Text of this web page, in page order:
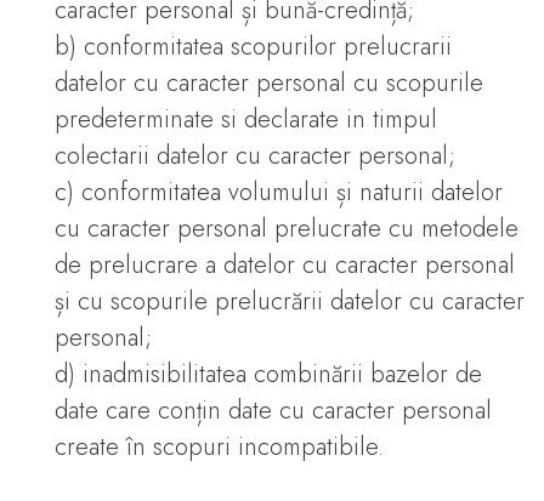
caracter personal și bună-credință;
b) conformitatea scopurilor prelucrarii
datelor cu caracter personal cu scopurile
predeterminate si declarate in timpul
colectarii datelor cu caracter personal;
c) conformitatea volumului și naturii datelor
cu caracter personal prelucrate cu metodele
de prelucrare a datelor cu caracter personal
și cu scopurile prelucrării datelor cu caracter
personal;
d) inadmisibilitatea combinării bazelor de
date care conțin date cu caracter personal
create în scopuri incompatibile.